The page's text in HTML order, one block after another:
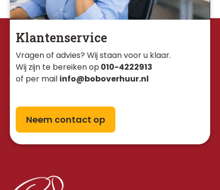
Klantenservice
Vragen of advies? Wij staan voor u klaar.
Wij zijn te bereiken op 010-4222913
of per mail info@boboverhuur.nl
Neem contact op